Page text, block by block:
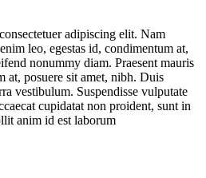
adipiscing elit. Nam
leo, egestas id, condimentum at,
nonummy diam. Praesent mauris
at, posuere sit amet, nibh. Duis
vestibulum. Suspendisse vulputate
cupidatat non proident, sunt in
anim id est laborum